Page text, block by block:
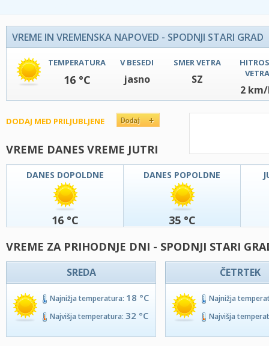
VREME IN VREMENSKA NAPOVED - SPODNJI STARI GRAD
TEMPERATURA
16 °C
V BESEDI
jasno
SMER VETRA
SZ
VETRA
2
DODAJ MED PRILJUBLJENE
VREME DANES VREME JUTRI
DANES DOPOLDNE
16 °C
DANES POPOLDNE
35 °C
VREME ZA PRIHODNJE DNI - SPODNJI STARI
SREDA
Najnižja temperatura: 18 °C
Najvišja temperatura: 32 °C
ČETRTEK
Najnižja
Najvišja